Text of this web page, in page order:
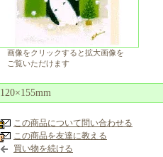
画像をクリックすると拡大画像を
ご覧いただけます
120×155mm
この商品について問い合わせる
この商品を友達に教える
買い物を続ける